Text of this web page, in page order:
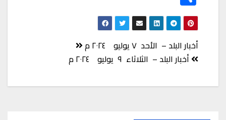
p
y
Li
nk
eb
o
o
k
tt
er
at
s
A
p
ed
In h
ar
e
تصفّح
المقالات
أخبار البلد – الأحد ٧ يوليو ٢٠٢٤ م
أخبار البلد – الثلاثاء ٩ يوليو ٢٠٢٤ م